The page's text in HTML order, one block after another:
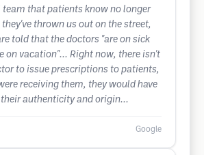
team that patients know no longer
thrown us out on the street,
told that the doctors "are on sick
on vacation"... Right now, there isn't
to issue prescriptions to patients,
receiving them, they would have
authenticity and origin...
Google